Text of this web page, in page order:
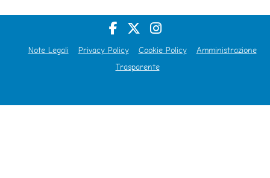
Note Legali Privacy Policy Cookie Policy
Amministrazione
Trasparente